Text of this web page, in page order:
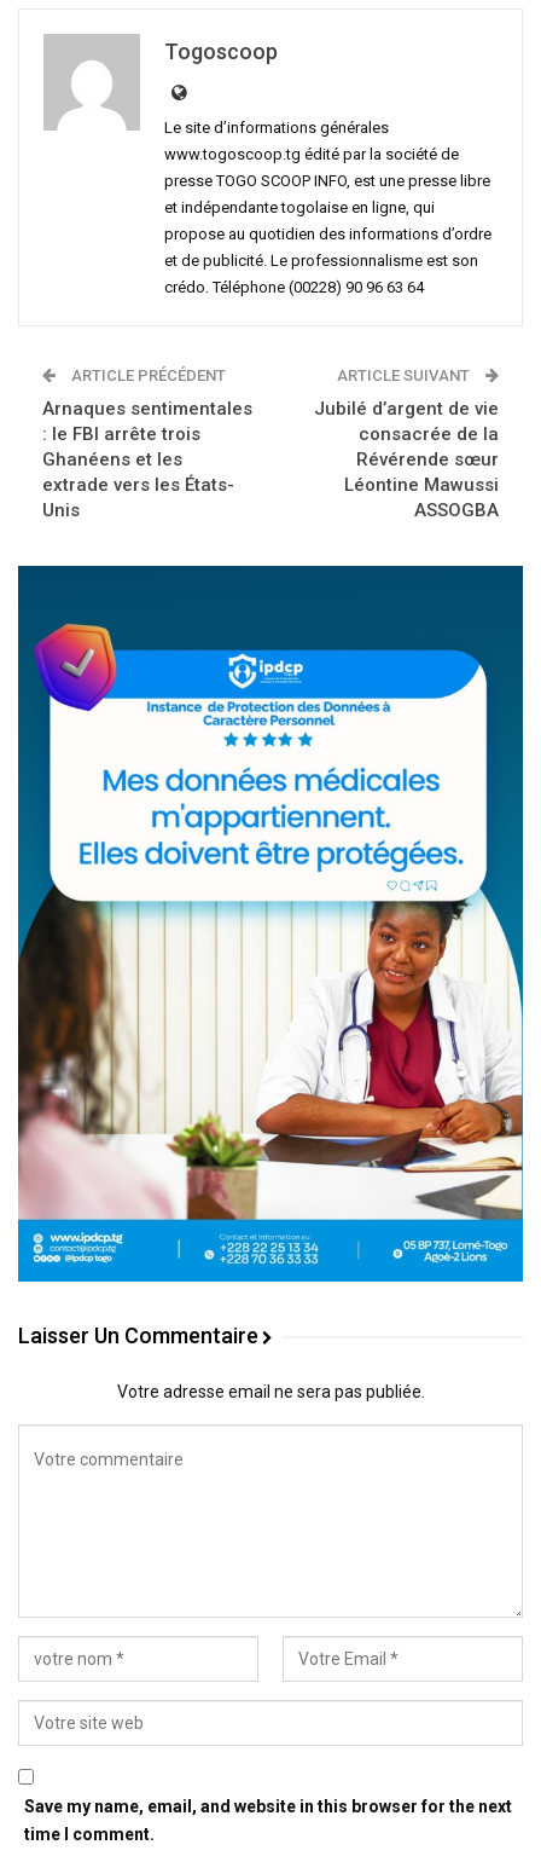
Togoscoop
Le site d’informations générales
www.togoscoop.tg édité par la société de
presse TOGO SCOOP INFO, est une presse libre
et indépendante togolaise en ligne, qui
propose au quotidien des informations d’ordre
et de publicité. Le professionnalisme est son
crédo. Téléphone (00228) 90 96 63 64
ARTICLE PRÉCÉDENT
Arnaques sentimentales
: le FBI arrête trois
Ghanéens et les
extrade vers les États-
Unis
ARTICLE SUIVANT
Jubilé d’argent de vie
consacrée de la
Révérende sœur
Léontine Mawussi
ASSOGBA
Laisser Un Commentaire
Votre adresse email ne sera pas publiée.
Save my name, email, and website in this browser for the next
time I comment.